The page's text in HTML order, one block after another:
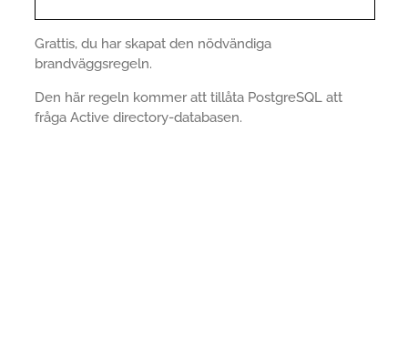
Grattis, du har skapat den nödvändiga
brandväggsregeln.
Den här regeln kommer att tillåta PostgreSQL att
fråga Active directory-databasen.